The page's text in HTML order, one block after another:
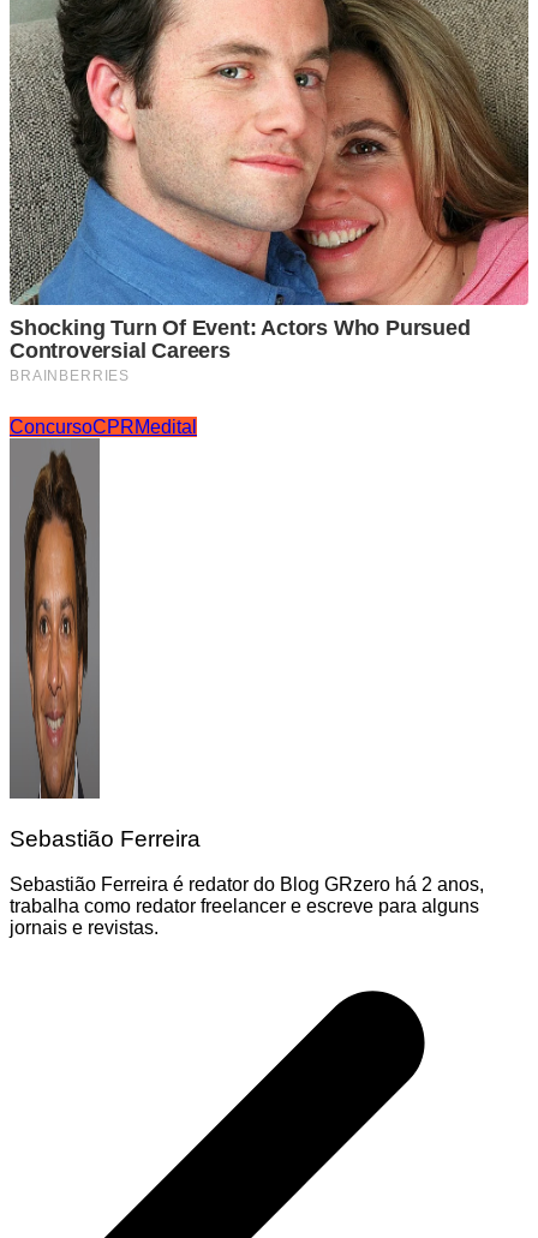
ConcursoCPRMedital
Sebastião Ferreira
Sebastião Ferreira é redator do Blog GRzero há 2 anos,
trabalha como redator freelancer e escreve para alguns
jornais e revistas.